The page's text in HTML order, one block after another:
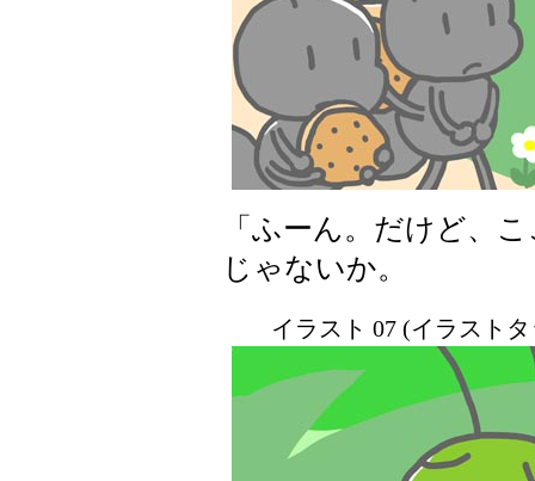
「ふーん。だけど、
じゃないか。
イラスト 07 (イラスト